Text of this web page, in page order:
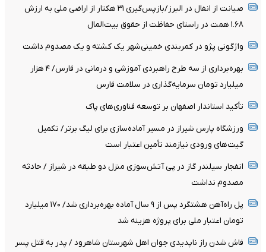
صیانت از انفال در البرز/بازپس‌گیری ۳۱ هکتار از اراضی ملی به ارزش
۱.۶۸ همت در راستای حفاظت از حقوق بیت‌المال
واژگونی پژو در کمربندی خمینی‌شهر یک کشته و یک مصدوم داشت
بهره‌برداری از سه طرح راهبردی آموزشی و درمانی در فارس/ ۴ هزار
میلیارد تومان سرمایه‌گذاری در سلامت فارس
تأکید استاندار اصفهان بر توسعه فناوری‌های پاک
ورزشگاه پارس شیراز در مسیر آماده‌سازی برای لیگ برتر/ تکمیل
گیت‌های ورودی نیازمند تأمین اعتبار است
انفجار سیلندر گاز در پی آتش‌سوزی منزل دو طبقه در شیراز / حادثه
مصدوم نداشت
پل راه‌آهن هشتگرد پس از ۹ سال آماده بهره‌برداری شد/ ۱۷۰ میلیارد
تومان اعتبار ملی برای پروژه هزینه شد
فاش شدن راز ناپدیدی جوان اهل شهرستان شاهرود / پدر به قتل پسر